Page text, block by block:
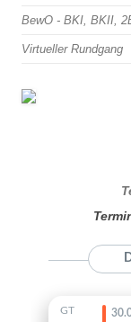
BewO - BKI, BKII,
Virtueller Rundgang